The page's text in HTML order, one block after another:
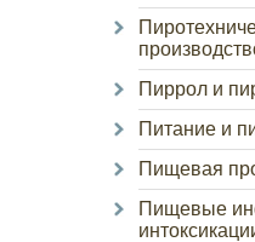
Пиррол и
Питание и
Пищевая
Пищевые